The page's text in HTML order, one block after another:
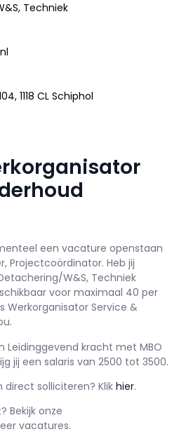
Techniek
1118 CL Schiphol
een vacature openstaan
Projectcoördinator. Heb jij
W&S, Techniek
voor maximaal 40 per
Werkorganisator Service &
Leidinggevend kracht met MBO
jij een salaris van 2500 tot 3500.
direct solliciteren? Klik hier.
Bekijk onze
vacatures.